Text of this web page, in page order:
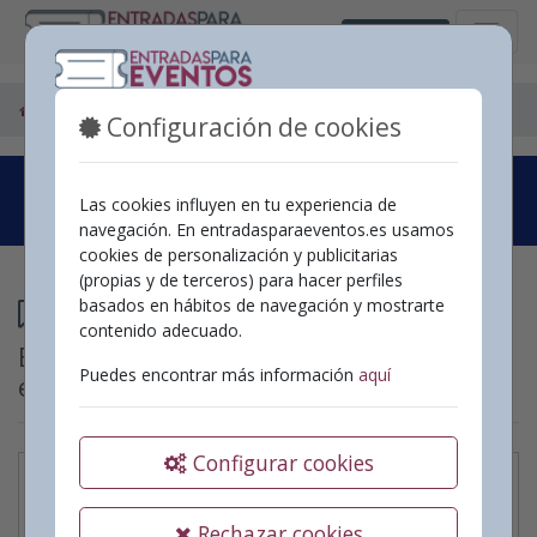
Configuración de cookies
Las cookies influyen en tu experiencia de
navegación. En entradasparaeventos.es usamos
cookies de personalización y publicitarias
(propias y de terceros) para hacer perfiles
basados en hábitos de navegación y mostrarte
contenido adecuado.
Puedes encontrar más información aquí
Configurar cookies
Castellano
Programación
Espectáculos en
en
Ontinyent
Ismael Serrano. Gira